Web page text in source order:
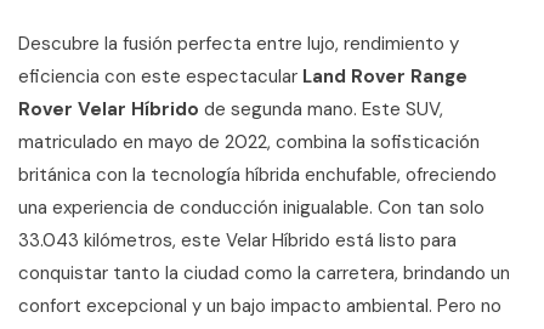
Descubre la fusión perfecta entre lujo, rendimiento y
eficiencia con este espectacular Land Rover Range
Rover Velar Híbrido de segunda mano. Este SUV,
matriculado en mayo de 2022, combina la sofisticación
británica con la tecnología híbrida enchufable, ofreciendo
una experiencia de conducción inigualable. Con tan solo
33.043 kilómetros, este Velar Híbrido está listo para
conquistar tanto la ciudad como la carretera, brindando un
confort excepcional y un bajo impacto ambiental. Pero no